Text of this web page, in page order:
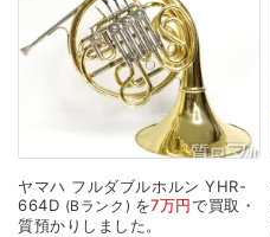
ヤマハ フルダブルホルン YHR-
664D
Bランク を7万円で買取・
質預かり しました。